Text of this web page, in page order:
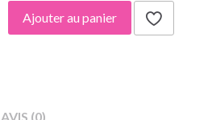
Ajouter au panier
AVIS (0)